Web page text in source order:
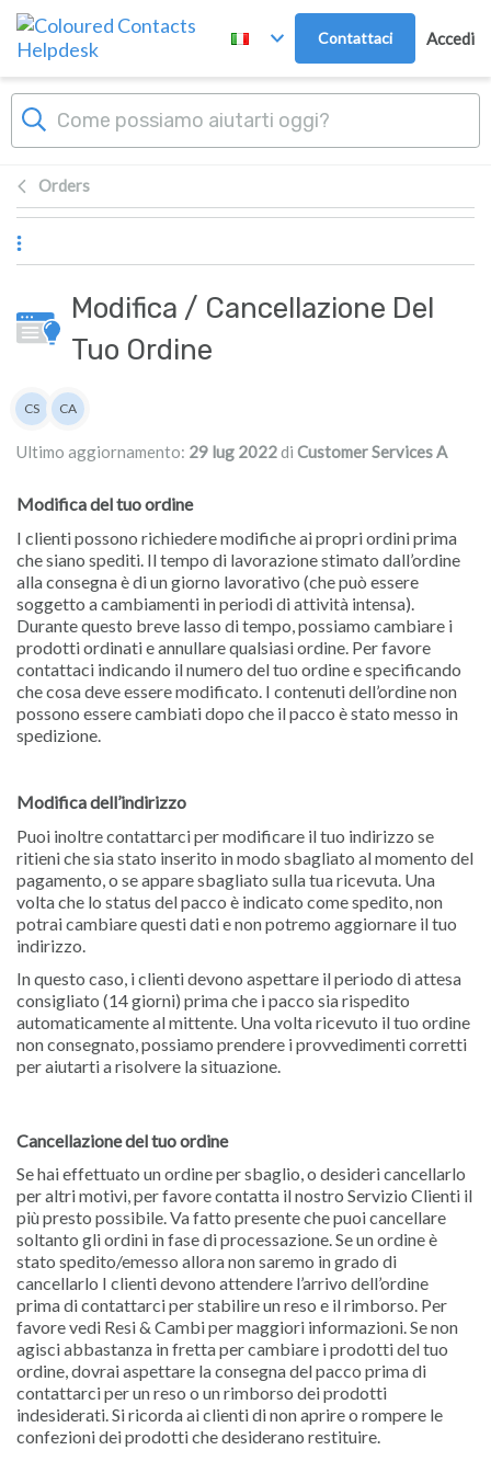
Passa al contenuto principale
Contattaci Accedi
Orders
Modifica / Cancellazione Del
Tuo Ordine
Elenco degli autori
CS CA
Ultimo aggiornamento: 29 lug 2022di Customer Services A
Modifica del tuo ordine
I clienti possono richiedere modifiche ai propri ordini prima
che siano spediti. Il tempo di lavorazione stimato dall’ordine
alla consegna è di un giorno lavorativo (che può essere
soggetto a cambiamenti in periodi di attività intensa).
Durante questo breve lasso di tempo, possiamo cambiare i
prodotti ordinati e annullare qualsiasi ordine. Per favore
contattaci indicando il numero del tuo ordine e specificando
che cosa deve essere modificato. I contenuti dell’ordine non
possono essere cambiati dopo che il pacco è stato messo in
spedizione.
Modifica dell’indirizzo
Puoi inoltre contattarci per modificare il tuo indirizzo se
ritieni che sia stato inserito in modo sbagliato al momento del
pagamento, o se appare sbagliato sulla tua ricevuta. Una
volta che lo status del pacco è indicato come spedito, non
potrai cambiare questi dati e non potremo aggiornare il tuo
indirizzo.
In questo caso, i clienti devono aspettare il periodo di attesa
consigliato (14 giorni) prima che i pacco sia rispedito
automaticamente al mittente. Una volta ricevuto il tuo ordine
non consegnato, possiamo prendere i provvedimenti corretti
per aiutarti a risolvere la situazione.
Cancellazione del tuo ordine
Se hai effettuato un ordine per sbaglio, o desideri cancellarlo
per altri motivi, per favore contatta il nostro Servizio Clienti il
più presto possibile. Va fatto presente che puoi cancellare
soltanto gli ordini in fase di processazione. Se un ordine è
stato spedito/emesso allora non saremo in grado di
cancellarlo I clienti devono attendere l’arrivo dell’ordine
prima di contattarci per stabilire un reso e il rimborso. Per
favore vedi Resi & Cambi per maggiori informazioni. Se non
agisci abbastanza in fretta per cambiare i prodotti del tuo
ordine, dovrai aspettare la consegna del pacco prima di
contattarci per un reso o un rimborso dei prodotti
indesiderati. Si ricorda ai clienti di non aprire o rompere le
confezioni dei prodotti che desiderano restituire.